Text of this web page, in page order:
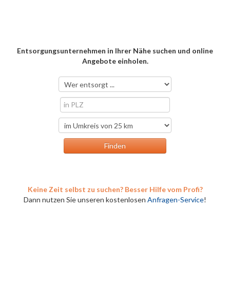
Entsorgungsunternehmen in Ihrer Nähe suchen und online
Angebote einholen.
Keine Zeit selbst zu suchen? Besser Hilfe vom Profi?
Dann nutzen Sie unseren kostenlosen Anfragen-Service!